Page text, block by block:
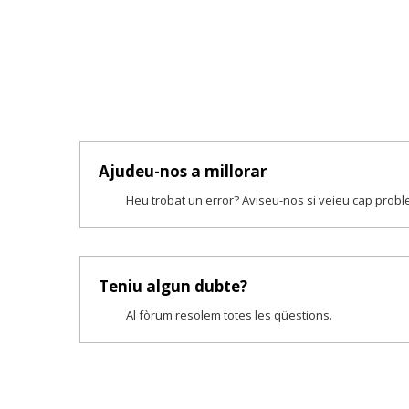
Ajudeu-nos a millorar
Heu trobat un error? Aviseu-nos si veieu cap
Teniu algun dubte?
Al fòrum resolem totes les qüestions.